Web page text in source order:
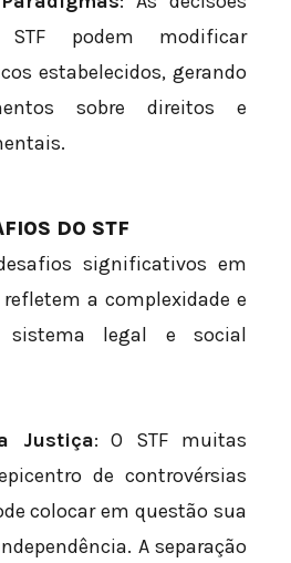
podem modificar
estabelecidos, gerando
sobre direitos e
DO STF
significativos em
a complexidade e
legal e social
Justiça: O STF muitas
de controvérsias
colocar em questão sua
A separação